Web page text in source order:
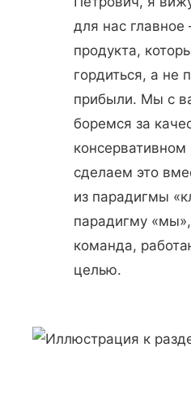
для нас
продукта,
гордиться, а не
прибыли. Мы с
боремся за
сделаем это
из парадигмы
парадигму
команда,
целью.